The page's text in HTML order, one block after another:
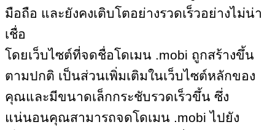
มือถือ และยังคงเติบโตอย่างรวดเร็วอย่างไม่น่า
เชื่อ
โดยเว็บไซต์ที่จดชื่อโดเมน .mobi ถูกสร้างขึ้น
ตามปกติ เป็นส่วนเพิ่มเติมในเว็บไซต์หลักของ
คุณและมีขนาดเล็กกระชับรวดเร็วขึ้น ซึ่ง
แน่นอนคุณสามารถจดโดเมน .mobiไปยัง